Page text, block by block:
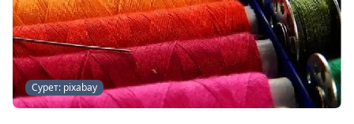
Сурет: pixabay